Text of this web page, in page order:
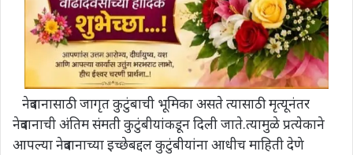
नेत्रदानासाठी जागृत कुटुंबाची भूमिका असते त्यासाठी मृत्यूनंतर
नेत्रदानाची अंतिम संमती कुटुंबीयांकडून दिली जाते.त्यामुळे प्रत्येकाने
आपल्या नेत्रदानाच्या इच्छेबद्दल कुटुंबीयांना आधीच माहिती देणे